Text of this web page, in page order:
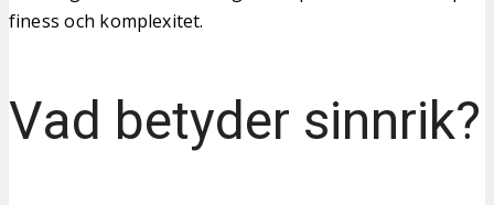
finess och komplexitet.
Vad betyder sinnrik?